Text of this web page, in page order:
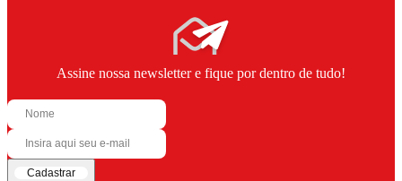
Assine nossa newsletter e fique por dentro de tudo!
Cadastrar